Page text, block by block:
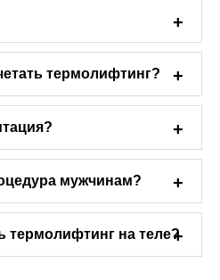
термолифтинг?
мужчинам?
термолифтинг на теле?